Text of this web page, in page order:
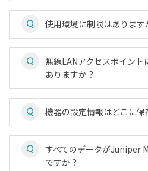
使用環境に制限はあります
無線LANアクセスポイン
ありますか？
機器の設定情報はどこに保
すべてのデータがJuniper
ですか？